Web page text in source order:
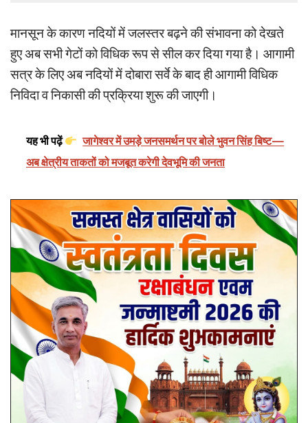
मानसून के कारण नदियों में जलस्तर बढ़ने की संभावना को देखते
हुए अब सभी गेटों को विधिक रूप से सील कर दिया गया है। आगामी
सत्र के लिए अब नदियों में दोबारा सर्वे के बाद ही आगामी विधिक
निविदा व निकासी की प्रक्रिया शुरू की जाएगी।
यह भी पढ़ें
जागेश्वर में उमड़े जनसमर्थन पर बोले भुवन सिंह बिष्ट—
अब क्षेत्रीय ताकतों को मजबूत करेगी देवभूमि की जनता